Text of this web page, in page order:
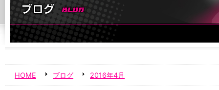
HOME ブログ 2016年4月